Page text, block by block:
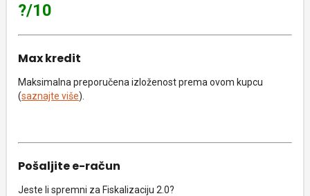
?/10
Max kredit
Maksimalna preporučena izloženost prema ovom kupcu
(saznajte više).
Pošaljite e-račun
Jeste li spremni za Fiskalizaciju 2.0?